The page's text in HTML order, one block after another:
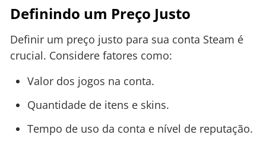
Definindo um Preço Justo
Definir um preço justo para sua conta Steam é
crucial. Considere fatores como:
Valor dos jogos na conta.
Quantidade de itens e skins.
Tempo de uso da conta e nível de reputação.